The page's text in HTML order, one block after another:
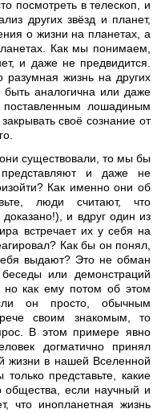
посмотреть в телескоп, и
других звёзд и планет,
о жизни на планетах, а
Как мы понимаем,
и даже не предвидится.
разумная жизнь на других
аналогична или даже
лошадиным
своё сознание от
существовали, то мы бы
и даже не
Как именно они об
люди считают, что
и вдруг один из
встречает их у себя на
Как бы он понял,
выдают? Это не обман
или демонстраций
но как ему потом об этом
он просто, обычным
своим знакомым, то
В этом примере явно
догматично принял
жизни в нашей Вселенной
представьте, какие
общества, если научный и
что инопланетная жизнь